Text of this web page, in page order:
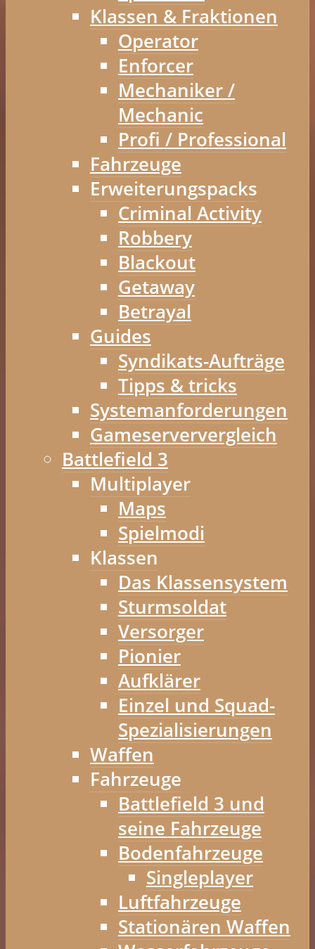
Klassen & Fraktionen
Operator
Enforcer
Mechaniker /
Mechanic
Profi / Professional
Fahrzeuge
Erweiterungspacks
Criminal Activity
Robbery
Blackout
Getaway
Betrayal
Guides
Syndikats-Aufträge
Tipps & tricks
Systemanforderungen
Gameserververgleich
Battlefield 3
Multiplayer
Maps
Spielmodi
Klassen
Das Klassensystem
Sturmsoldat
Versorger
Pionier
Aufklärer
Einzel und Squad-
Spezialisierungen
Waffen
Fahrzeuge
Battlefield 3 und
seine Fahrzeuge
Bodenfahrzeuge
Singleplayer
Luftfahrzeuge
Stationären Waffen